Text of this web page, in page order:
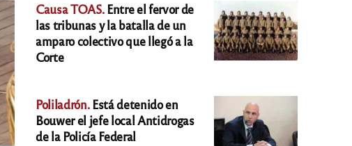
Causa TOAS.Entre el fervor de
las tribunas y la batalla de un
amparo colectivo que llegó a la
Corte
Poliladrón.Está detenido en
Bouwer el jefe local Antidrogas
de la Policía Federal